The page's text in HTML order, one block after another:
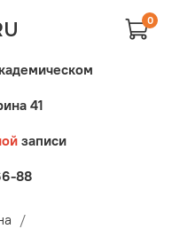
0
41
записи
88